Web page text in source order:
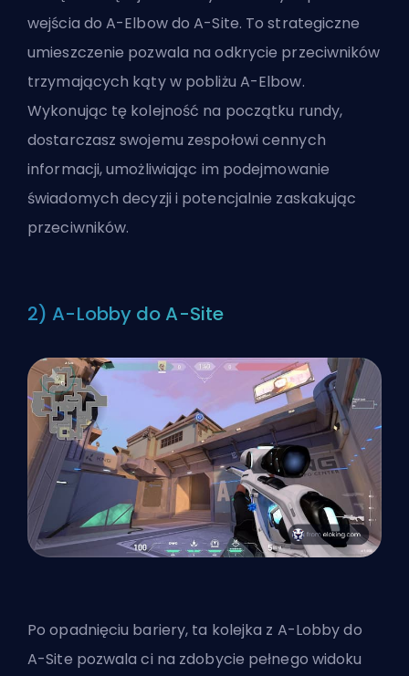
wejścia do A-Elbow do A-Site. To strategiczne
umieszczenie pozwala na odkrycie przeciwników
trzymających kąty w pobliżu A-Elbow.
Wykonując tę kolejność na początku rundy,
dostarczasz swojemu zespołowi cennych
informacji, umożliwiając im podejmowanie
świadomych decyzji i potencjalnie zaskakując
przeciwników.
2) A-Lobby do A-Site
Po opadnięciu bariery, ta kolejka z A-Lobby do
A-Site pozwala ci na zdobycie pełnego widoku